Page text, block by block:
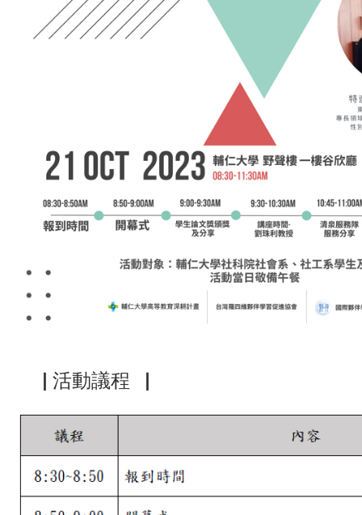
▕ 活動議程